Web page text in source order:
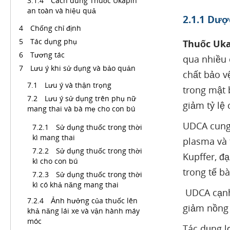
an toàn và hiệu quả
Chống chỉ định
Tác dụng phụ
Tương tác
Lưu ý khi sử dụng và bảo quản
Lưu ý và thận trọng
Lưu ý sử dụng trên phụ nữ
mang thai và bà mẹ cho con bú
Sử dụng thuốc trong thời
kì mang thai
Sử dụng thuốc trong thời
kì cho con bú
Sử dụng thuốc trong thời
kì có khả năng mang thai
Ảnh hưởng của thuốc lên
khả năng lái xe và vận hành máy
móc
2.1.1
Thuốc
qua nhiều
chất bảo
trong mật
giảm tỷ lệ
UDCA
plasma
Kupffer,
trong tế
UDCA
giảm